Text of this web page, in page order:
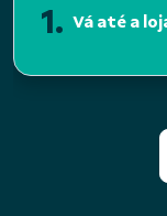
1. Vá até a